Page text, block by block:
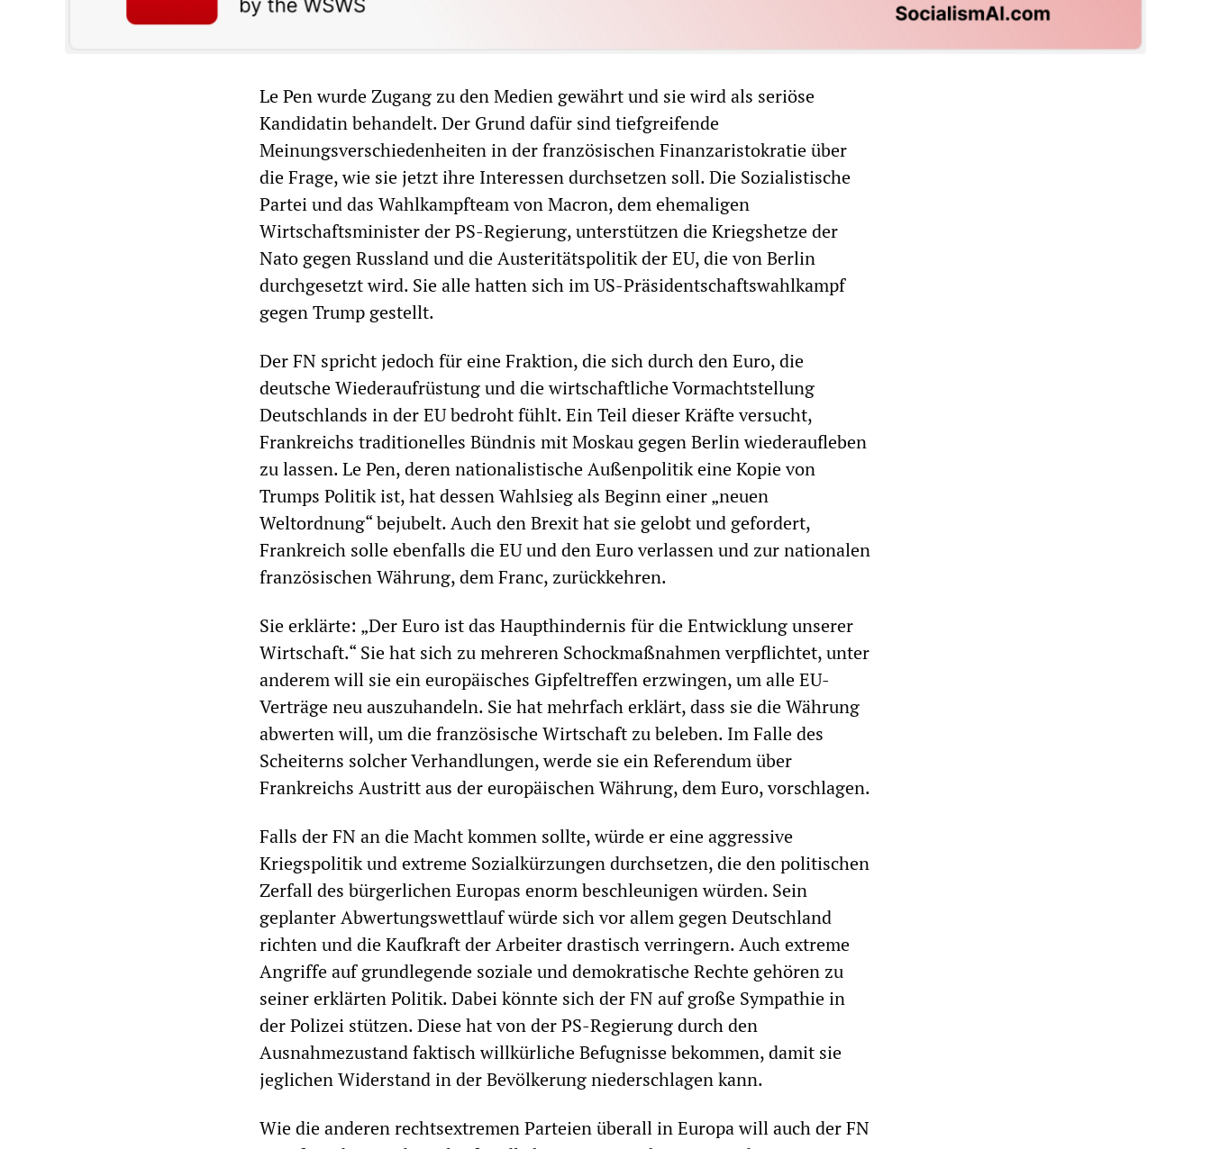
Le Pen wurde Zugang zu den Medien gewährt und sie wird als seriöse
Kandidatin behandelt. Der Grund dafür sind tiefgreifende
Meinungsverschiedenheiten in der französischen Finanzaristokratie über
die Frage, wie sie jetzt ihre Interessen durchsetzen soll. Die Sozialistische
Partei und das Wahlkampfteam von Macron, dem ehemaligen
Wirtschaftsminister der PS-Regierung, unterstützen die Kriegshetze der
Nato gegen Russland und die Austeritätspolitik der EU, die von Berlin
durchgesetzt wird. Sie alle hatten sich im US-Präsidentschaftswahlkampf
gegen Trump gestellt.
Der FN spricht jedoch für eine Fraktion, die sich durch den Euro, die
deutsche Wiederaufrüstung und die wirtschaftliche Vormachtstellung
Deutschlands in der EU bedroht fühlt. Ein Teil dieser Kräfte versucht,
Frankreichs traditionelles Bündnis mit Moskau gegen Berlin wiederaufleben
zu lassen. Le Pen, deren nationalistische Außenpolitik eine Kopie von
Trumps Politik ist, hat dessen Wahlsieg als Beginn einer „neuen
Weltordnung“ bejubelt. Auch den Brexit hat sie gelobt und gefordert,
Frankreich solle ebenfalls die EU und den Euro verlassen und zur nationalen
französischen Währung, dem Franc, zurückkehren.
Sie erklärte: „Der Euro ist das Haupthindernis für die Entwicklung unserer
Wirtschaft.“ Sie hat sich zu mehreren Schockmaßnahmen verpflichtet, unter
anderem will sie ein europäisches Gipfeltreffen erzwingen, um alle EU-
Verträge neu auszuhandeln. Sie hat mehrfach erklärt, dass sie die Währung
abwerten will, um die französische Wirtschaft zu beleben. Im Falle des
Scheiterns solcher Verhandlungen, werde sie ein Referendum über
Frankreichs Austritt aus der europäischen Währung, dem Euro, vorschlagen.
Falls der FN an die Macht kommen sollte, würde er eine aggressive
Kriegspolitik und extreme Sozialkürzungen durchsetzen, die den politischen
Zerfall des bürgerlichen Europas enorm beschleunigen würden. Sein
geplanter Abwertungswettlauf würde sich vor allem gegen Deutschland
richten und die Kaufkraft der Arbeiter drastisch verringern. Auch extreme
Angriffe auf grundlegende soziale und demokratische Rechte gehören zu
seiner erklärten Politik. Dabei könnte sich der FN auf große Sympathie in
der Polizei stützen. Diese hat von der PS-Regierung durch den
Ausnahmezustand faktisch willkürliche Befugnisse bekommen, damit sie
jeglichen Widerstand in der Bevölkerung niederschlagen kann.
Wie die anderen rechtsextremen Parteien überall in Europa will auch der FN